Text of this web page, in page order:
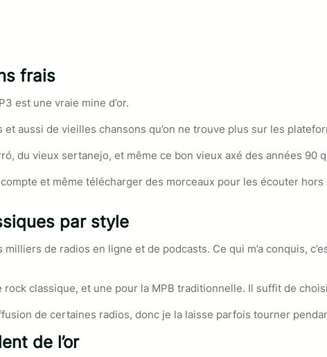
frais
est une vraie mine d’or.
aussi de vieilles chansons qu’on ne trouve plus sur les
du vieux sertanejo, et même ce bon vieux axé des années 90
et même télécharger des morceaux pour les écouter
par style
de radios en ligne et de podcasts. Ce qui m’a conquis,
classique, et une pour la MPB traditionnelle. Il suffit de
de certaines radios, donc je la laisse parfois tourner
de l’or